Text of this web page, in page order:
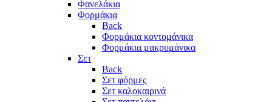
Φανελάκια
Φορμάκια
Back
Φορμάκια κοντομάνικα
Φορμάκια μακρυμάνικα
Σετ
Back
Σετ φόρμες
Σετ καλοκαιρινά